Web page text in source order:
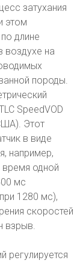
затухания
этом
длине
воздухе на
породы.
SpeedVOD
Этот
в виде
например,
одной
мс
1280 мс),
скоростей
взрыв.
регулируется